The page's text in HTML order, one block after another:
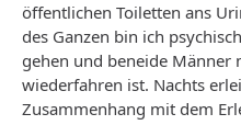
öffentlichen Toiletten ans
des Ganzen bin ich
gehen und beneide Männer
wiederfahren ist. Nachts
Zusammenhang mit dem